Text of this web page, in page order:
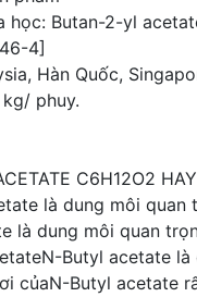
học: Butan-2-yl
4]
Hàn Quốc,
phuy.
C6H12O2
là dung môi
là dung môi quan
Butyl acetate
củaN-Butyl acetate